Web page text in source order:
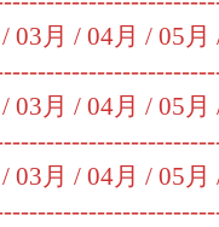
/ 03月 / 04月 / 05月
/ 03月 / 04月 / 05月
/ 03月 / 04月 / 05月